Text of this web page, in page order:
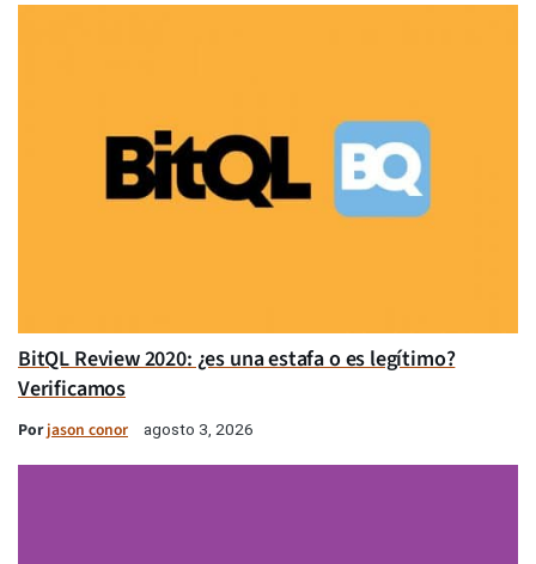
BitQL Review 2020: ¿es una estafa o es legítimo?
Verificamos
Porjason conor agosto 3, 2026